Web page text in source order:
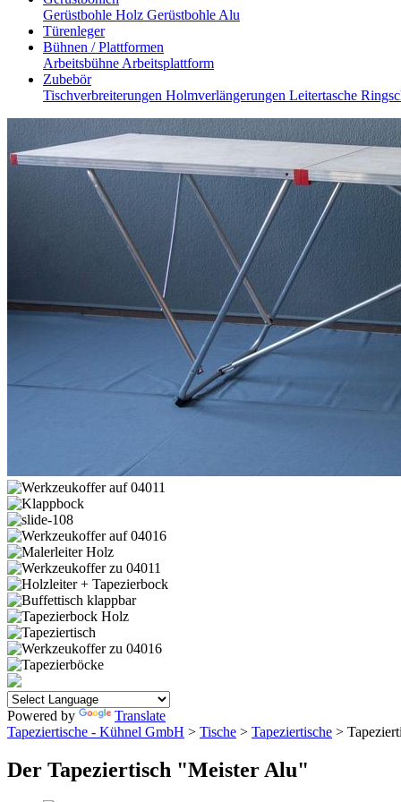
Gerüstbohle Holz Gerüstbohle Alu
Türenleger
Bühnen / Plattformen
Arbeitsbühne Arbeitsplattform
Zubebör
Tischverbreiterungen Holmverlängerungen Leitertasche
Powered by
Translate
Tapeziertische - Kühnel GmbH > Tische > Tapeziertische >
Der Tapeziertisch "Meister Alu"